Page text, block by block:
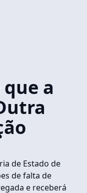
a
de Estado de
de falta de
e receberá